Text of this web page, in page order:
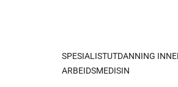
SPESIALISTUTDANNING
ARBEIDSMEDISIN